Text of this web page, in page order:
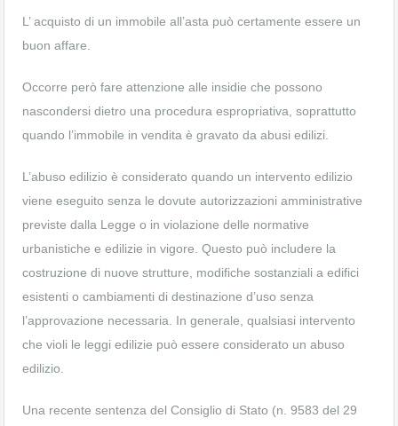
L’ acquisto di un immobile all’asta può certamente essere un
buon affare.
Occorre però fare attenzione alle insidie che possono
nascondersi dietro una procedura espropriativa, soprattutto
quando l’immobile in vendita è gravato da abusi edilizi.
L’abuso edilizio è considerato quando un intervento edilizio
viene eseguito senza le dovute autorizzazioni amministrative
previste dalla Legge o in violazione delle normative
urbanistiche e edilizie in vigore. Questo può includere la
costruzione di nuove strutture, modifiche sostanziali a edifici
esistenti o cambiamenti di destinazione d’uso senza
l’approvazione necessaria. In generale, qualsiasi intervento
che violi le leggi edilizie può essere considerato un abuso
edilizio.
Una recente sentenza del Consiglio di Stato (n. 9583 del 29